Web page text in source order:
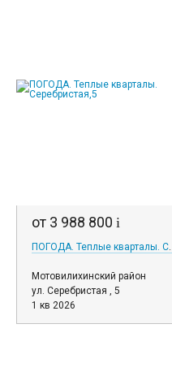
от 3 988 800 i
ПОГОДА.
Мотовилихинский район
ул. Серебристая , 5
1 кв 2026